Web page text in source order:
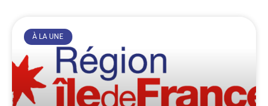
À LA UNE